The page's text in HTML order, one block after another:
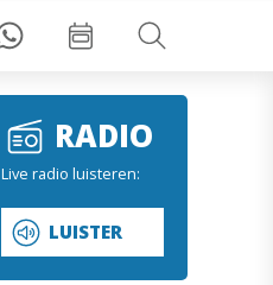
RADIO
Live radio luisteren:
LUISTER